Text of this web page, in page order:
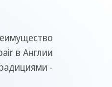
в Англии
-